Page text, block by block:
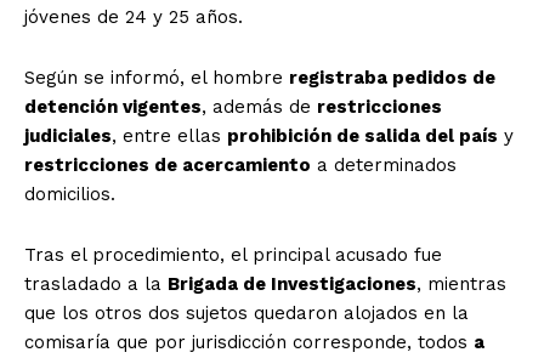
jóvenes de 24 y 25 años.
Según se informó, el hombre registraba pedidos de
detención vigentes, además de restricciones
judiciales, entre ellas prohibición de salida del país y
restricciones de acercamiento a determinados
domicilios.
Tras el procedimiento, el principal acusado fue
trasladado a la Brigada de Investigaciones, mientras
que los otros dos sujetos quedaron alojados en la
comisaría que por jurisdicción corresponde, todos a